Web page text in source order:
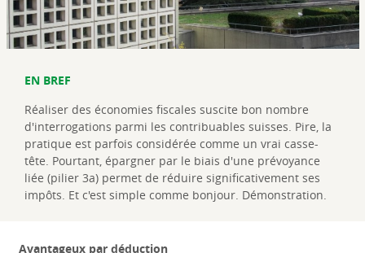
EN BREF
Réaliser des économies fiscales suscite bon nombre
d'interrogations parmi les contribuables suisses. Pire, la
pratique est parfois considérée comme un vrai casse-
tête. Pourtant, épargner par le biais d'une prévoyance
liée (pilier 3a) permet de réduire significativement ses
impôts. Et c'est simple comme bonjour. Démonstration.
Avantageux par déduction